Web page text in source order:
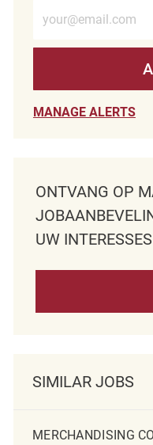
MANAGE ALERTS
ONTVANG OP
UW
SIMILAR JOBS
MERCHANDISING